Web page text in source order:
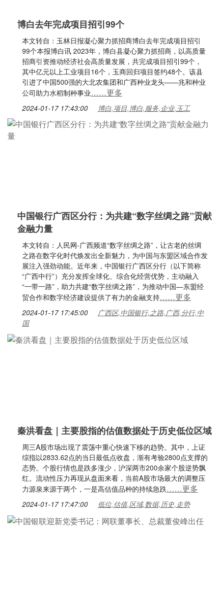
博白去年完成项目招引99个
本文转自：玉林日报凝心聚力抓招商博白去年完成项目招引
99个本报博白讯 2023年，博白县凝心聚力抓招商，以高质量
招商引资推动经济社会高质量发展，共完成项目招引99个，
其中亿元以上工业项目16个，玉商回归项目签约48个。该县
引进了中国500强的大北农集团和广西种业龙头——兆和种业
公司助力水稻制种事业……更多
2024-01-17 17:43:00 博白,项目,博白,服务,企业,玉工
中国银行广西区分行：为共建“数字丝绸之路”贡献
金融力量
本文转自：人民网-广西频道“数字丝绸之路”，让古老的丝绸
之路在数字化时代焕发出全新魅力，为中国与东盟区域合作发
展注入强劲动能。近年来，中国银行广西区分行（以下简称
“广西中行”）充分发挥全球化、综合化经营优势，主动融入
“一带一路”，助力共建“数字丝绸之路”，为推动中国—东盟经
贸合作和数字经济建设提供了有力的金融支持……更多
2024-01-17 17:45:00
广西区,中国银行,之路,广西,分行,中
国
秦洪看盘｜主要股指的估值数据处于历史低位区域
周三A股市场出现了震荡中重心快速下移的趋势。其中，上证
综指以2833.62点的当日最低点收盘，渐有考验2800点支撑的
态势。个股行情也是跌多涨少，沪深两市200余家个股逆势飘
红。流动性压力再现从盘面来看，当前A股市场最大的调整压
力源泉来源于两个，一是高估值品种的持续急跌……更多
2024-01-17 17:47:00 低位,估值,区域,数据,历史,走势